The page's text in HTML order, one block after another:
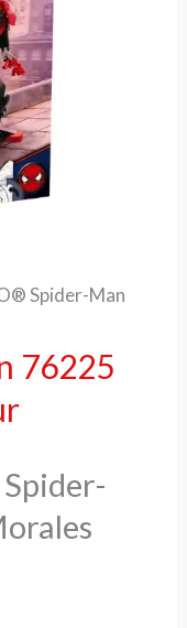
Spider-Man
76225